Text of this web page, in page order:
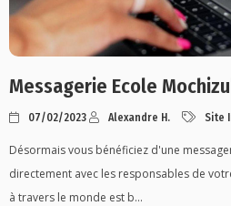
Messagerie Ecole
07/02/2023 Alexandre H. Site
Désormais vous bénéficiez d'une
directement avec les responsables de
à travers le monde est b...